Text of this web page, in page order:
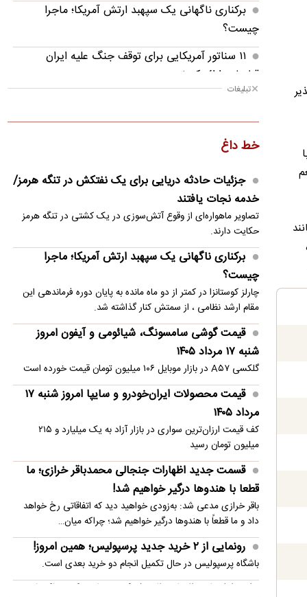
برکناری ناگهانی یک سپهبد ارتش آمریکا؛ ماجرا
چیست؟
۱۱ سناتور آمریکایی برای توقف جنگ علیه ایران
قطعنامه ارائه کردند
۱۷ مرداد ۱۴۰۵
احتمال شنیده‌شدن صدای انفجار در جنوب اصفهان
سپاه: تفاهم‌نامه‌های ایران و آمریکا، چیزی جز «سند
تسلیم ایالات متحده» نیست
بازداشت دو جراح زیبایی قلابی/ یکی از متهمان:
حوصله نداشتم ۷-۸ سال درس بخوانم تا پزشک شوم
ژنرال دن کین: واشنگتن باید راهی برای خروج از جنگ
با ایران پیدا کند
مرداد ۱۴۰۵
رانت میلیاردی واردات خودرو
تبلیغات
خط داغ
جزئیات حادثه دریایی برای یک نفتکش در تنگه هرمز/
خدمه نجات یافتند
تصاویر ماهو‌اره‌ای از وقوع آتش‌سوزی در یک کشتی در تنگه هرمز
حکایت دارند.
برکناری ناگهانی یک سپهبد ارتش آمریکا؛ ماجرا
چیست؟
چارلز کوستانزا در کمتر از دو ماه مانده به پایان دوره فرماندهی این
مقام ارشد نظامی ، از سمتش کنار گذاشته شد.
قیمت گوشی سامسونگ، شیائومی و آیفون امروز
شنبه ۱۷ مرداد ۱۴۰۵
گلکسی A۵۷ در بازار موبایل ۱۰۶ میلیون تومان قیمت خورده است
قیمت محصولات ایران‌خودرو و سایپا امروز شنبه ۱۷
مرداد ۱۴۰۵
کف قیمت ارزان‌ترین سواری در بازار آزاد به یک میلیارد و ۲۱۵
میلیون تومان رسید
قسمت جدید اظهارات جنجالی محمدباقر خرازی؛ ما
قطعا با هندوها درگیر خواهیم شد!
باقر خرازی مدعی شد: به‌زودی خواهید دید که اتفاقاتی رخ خواهد
داد و ما قطعاً با هندوها درگیر خواهیم شد؛ چراکه میان…
رونمایی از ۲ خرید جدید پرسپولیس؛ همین امروز!
باشگاه پرسپولیس در حال تکمیل انجام دو خرید بعدی است.
روایتی از امضای توافق‌نامه دفاع مشترک عربستان، ترکیه و پاکستان